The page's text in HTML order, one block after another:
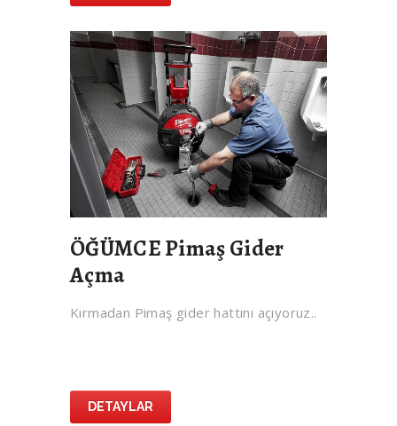
ÖĞÜMCE Pimaş Gider
Açma
Kırmadan Pimaş gider hattını açıyoruz..
DETAYLAR